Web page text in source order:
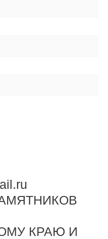
КРАЮ И